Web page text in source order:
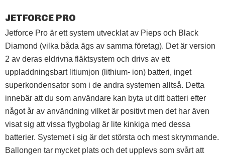
JETFORCE PRO
Jetforce Pro är ett system utvecklat av Pieps och Black
Diamond (vilka båda ägs av samma företag). Det är version
2 av deras eldrivna fläktsystem och drivs av ett
uppladdningsbart litiumjon (lithium- ion) batteri, inget
superkondensator som i de andra systemen alltså. Detta
innebär att du som användare kan byta ut ditt batteri efter
något år av användning vilket är positivt men det har även
visat sig att vissa flygbolag är lite kinkiga med dessa
batterier. Systemet i sig är det största och mest skrymmande.
Ballongen tar mycket plats och det upplevs som svårt att